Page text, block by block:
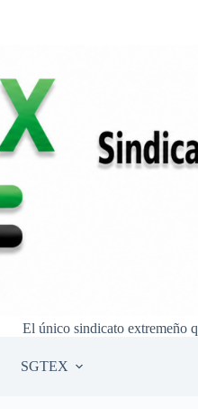
El único sindicato extremeño
SGTEX